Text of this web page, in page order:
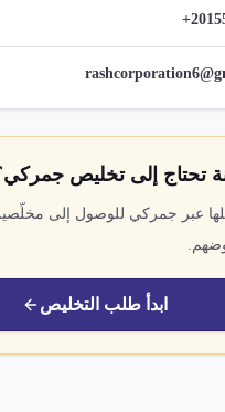
تحتاج إلى تخليص
عبر جمركي للوصول إلى
ابدأ طلب التخليص